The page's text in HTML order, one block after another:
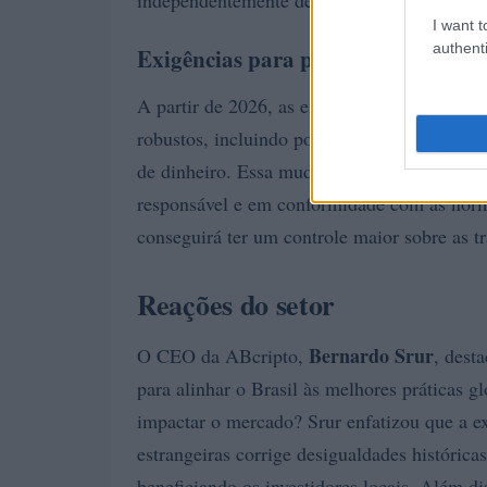
I want
Exigências para prestadoras de
A partir de 2026, as empresas precisarão
robustos, incluindo políticas de
Conheça
de dinheiro. Essa mudança visa garantir
responsável e em conformidade com as
conseguirá ter um controle maior sobre as
Reações do setor
O CEO da ABcripto, Bernardo Srur,
para alinhar o Brasil às melhores práticas
impactar o mercado? Srur enfatizou que a
estrangeiras corrige desigualdades